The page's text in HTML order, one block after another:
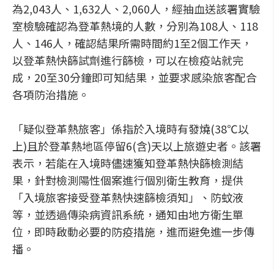
為2,043人、1,632人、2,060人，經抽血送該署實驗
室檢驗確認為登革熱境的人數，分別為108人、118
人、146人，確認結果所需時間約1至2個工作天，
以登革熱快篩試劑進行篩檢，可以在檢疫站就完
成，20至30分鐘即可知結果，並要求感染旅客配合
各項防治措施。
「疑似登革熱旅客」係指於入境時有發燒(38℃以
上)且於登革熱地區停留6(含)天以上旅遊史者。該署
表示，若能在入境時儘速獲知登革熱快篩檢測結
果，針對檢測陽性個案進行個別衛生教育，提供
「入境旅客接受登革熱快速篩檢須知」、防蚊液
等，並透過傳染病資訊系統，通知由地方衛生單
位，即時啟動必要的防疫措施，進而避免進一步傳
播。